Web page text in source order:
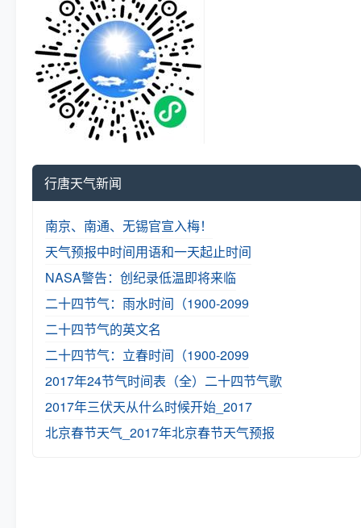
行唐天气新闻
南京、南通、无锡官宣入梅！
天气预报中时间用语和一天起止时间
NASA警告：创纪录低温即将来临
二十四节气：雨水时间（1900-2099
二十四节气的英文名
二十四节气：立春时间（1900-2099
2017年24节气时间表（全） 二十四节气歌
2017年三伏天从什么时候开始_2017
北京春节天气_2017年北京春节天气预报